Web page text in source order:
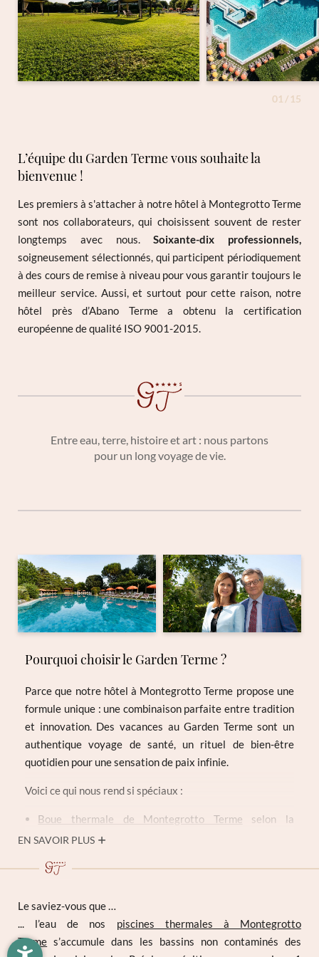
01 / 15
L’équipe du Garden Terme vous souhaite la
bienvenue !
Les premiers à s'attacher à notre hôtel à Montegrotto Terme
sont nos collaborateurs, qui choisissent souvent de rester
longtemps avec nous.Soixante-dix professionnels,
soigneusement sélectionnés, qui participent périodiquement
à des cours de remise à niveau pour vous garantir toujours le
meilleur service. Aussi, et surtout pour cette raison, notre
hôtel près d’Abano Terme a obtenu la certification
européenne de qualité ISO 9001-2015.
Entre eau, terre, histoire et art : nous partons
pour un long voyage de vie.
Pourquoi choisir le Garden Terme ?
Parce que notre hôtel à Montegrotto Terme propose une
formule unique : une combinaison parfaite entre tradition
et innovation. Des vacances au Garden Terme sont un
authentique voyage de santé, un rituel de bien-être
quotidien pour une sensation de paix infinie.
Voici ce qui nous rend si spéciaux :
Boue thermale de Montegrotto Terme selon la
discipline régionale
unique dans le Bassin Thermal Euganéen
sous l’eau, jacuzzis exclusifs et douches
aromathérapeutiques
Protocole spécifique dans la préparation dumenu sans
EN SAVOIR PLUS
Le saviez-vous que …
... l’eau de nos piscines thermales à Montegrotto
Terme s’accumule dans les bassins non contaminés des
Titre
Famille
Prénom Nom de famille*